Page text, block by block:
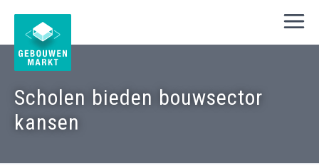
Scholen bieden bouwsector
kansen